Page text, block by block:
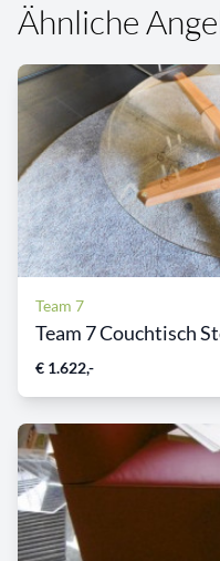
Ähnliche
Team 7
Team 7 Couchtisch
€ 1.622,-